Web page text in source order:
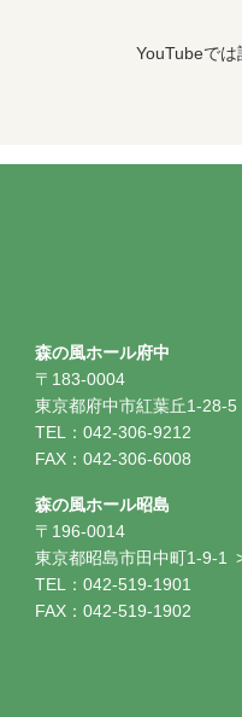
YouTubeで
森の風ホール府中
〒183-0004
東京都府中市紅葉丘1-28-5
TEL：042-306-9212
FAX：042-306-6008
森の風ホール昭島
〒196-0014
東京都昭島市田中町1-9-1
TEL：042-519-1901
FAX：042-519-1902